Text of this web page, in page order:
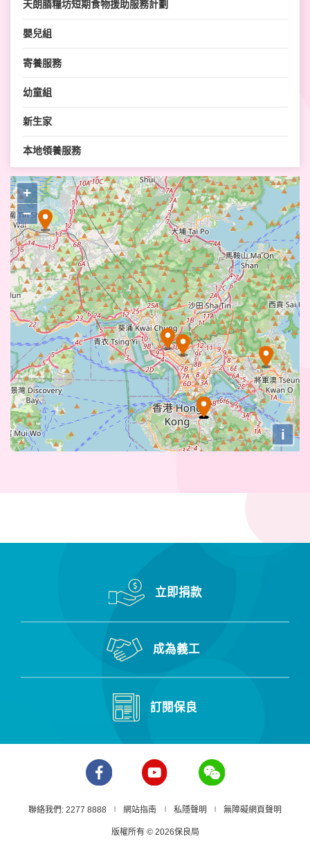
天朗膳糧坊短期食物援助服務計劃
嬰兒組
寄養服務
幼童組
新生家
本地領養服務
樂和社區資源中心
海外領養服務
深水埗區議會保良局石硤尾社區服務中心
翠林中心 (家庭暴力受害人支援計劃)
+
−
i
立即捐款
成為義工
訂閱保良
聯絡我們: 2277 8888 網站指南 私隱聲明 無障礙網頁聲明
版權所有 © 2026保良局